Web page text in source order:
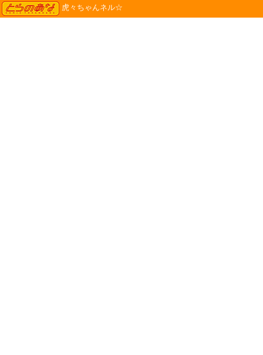
TORANOANA
虎々ちゃんネル☆